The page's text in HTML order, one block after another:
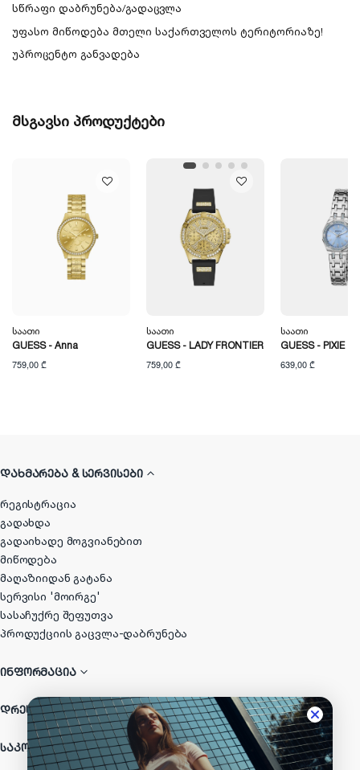
სწრაფი დაბრუნება/გადაცვლა
უფასო მიწოდება მთელი საქართველოს ტერიტორიაზე!
უპროცენტო განვადება
მსგავსი პროდუქტები
Საათი
GUESS - Anna
759,00 ₾
Საათი
GUESS - LADY FRONTIER
759,00 ₾
Საათი
GUESS - PIXIE
639,00 ₾
ᲓᲐᲮᲛᲐᲠᲔᲑᲐ & ᲡᲔᲠᲕᲘᲡᲔᲑᲘ
რეგისტრაცია
გადახდა
გადაიხადე მოგვიანებით
მიწოდება
მაღაზიიდან გატანა
სერვისი 'მოირგე'
სასაჩუქრე შეფუთვა
პროდუქციის გაცვლა-დაბრუნება
ᲘᲜᲤᲝᲠᲛᲐᲪᲘᲐ
ᲓᲠᲔᲡᲐᲞ ᲯᲒᲣᲤᲘ
ᲡᲐᲙᲝᲜᲢᲐᲥᲢᲝ ᲓᲔᲢᲐᲚᲔᲑᲘ